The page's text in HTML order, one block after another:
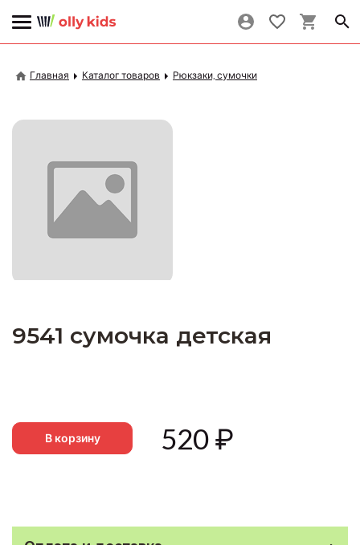
Главная Каталог товаров Рюкзаки, сумочки
9541 сумочка детская
В корзину 520₽